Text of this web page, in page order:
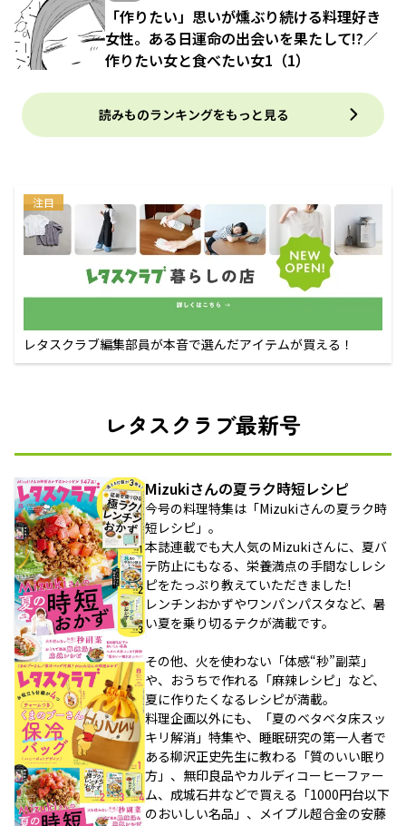
「作りたい」思いが燻ぶり続ける料理好き
女性。ある日運命の出会いを果たして!?／
作りたい女と食べたい女1（1）
読みものランキングをもっと見る
注目
レタスクラブ編集部員が本音で選んだアイテムが買える！
レタスクラブ最新号
Mizukiさんの夏ラク時短レシピ
今号の料理特集は「Mizukiさんの夏ラク時
短レシピ」。
本誌連載でも大人気のMizukiさんに、夏バ
テ防止にもなる、栄養満点の手間なしレシ
ピをたっぷり教えていただきました!
レンチンおかずやワンパンパスタなど、暑
い夏を乗り切るテクが満載です。
その他、火を使わない「体感“秒”副菜」
や、おうちで作れる「麻辣レシピ」など、
夏に作りたくなるレシピが満載。
料理企画以外にも、「夏のベタベタ床スッ
キリ解消」特集や、睡眠研究の第一人者で
ある柳沢正史先生に教わる「質のいい眠り
方」、無印良品やカルディコーヒーファー
ム、成城石井などで買える「1000円台以下
のおいしい名品」、メイプル超合金の安藤